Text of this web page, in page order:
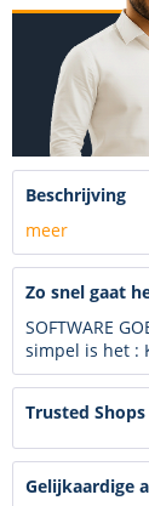
Beschrijving
meer
Zo snel gaat
SOFTWARE
simpel is het :
Trusted
Gelijkaardige